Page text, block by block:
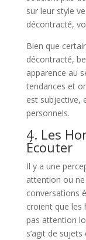
sur leur style
décontracté,
Bien que
décontracté,
apparence au
tendances et
est subjective,
personnels.
4. Les
Écouter
Il y a une
attention ou ne
conversations
croient que
pas attention
s’agit de